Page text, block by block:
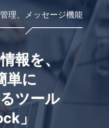
理、メッセージ機能
報を、
単に
ツール
」